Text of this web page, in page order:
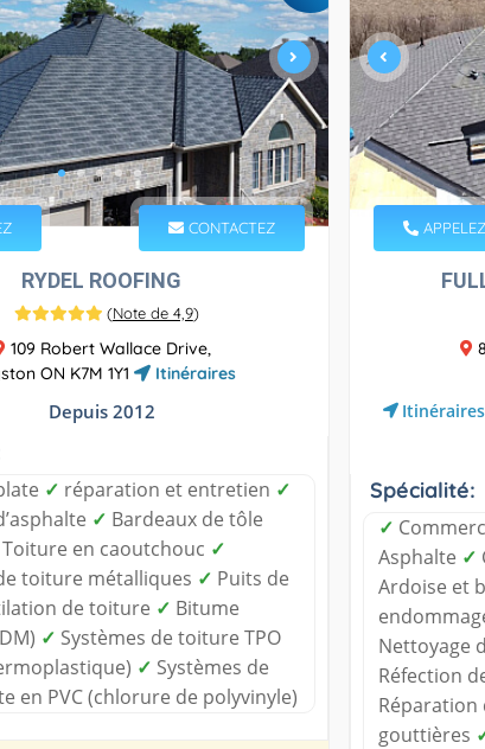
CONTACTEZ
RYDEL ROOFING
(Note de 4,9)
109 Robert Wallace Drive,
ON K7M 1Y1
Itinéraires
Depuis 2012
✓ réparation et entretien ✓
✓ Bardeaux de tôle
Toiture en caoutchouc ✓
toiture métalliques ✓ Puits de
de toiture ✓ Bitume
✓ Systèmes de toiture TPO
✓ Systèmes de
en PVC (chlorure de polyvinyle)
APPELEZ
Itinéraires
Spécialité:
✓
Asphalte ✓
Ardoise et
Nettoyage
Réfection
Réparation
gouttières